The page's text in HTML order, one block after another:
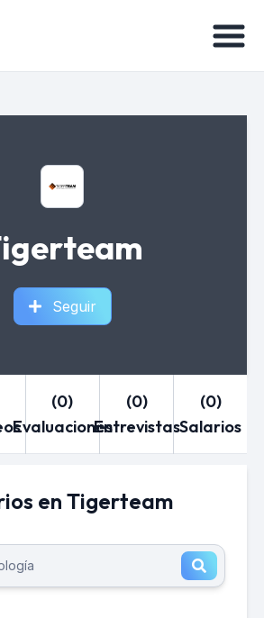
Seguir
(0)
Evaluaciones
(0)
Entrevistas
(0)
Salarios
en Tigerteam